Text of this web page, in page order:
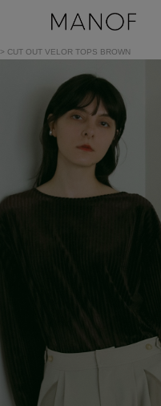
> CUT OUT VELOR TOPS BROWN